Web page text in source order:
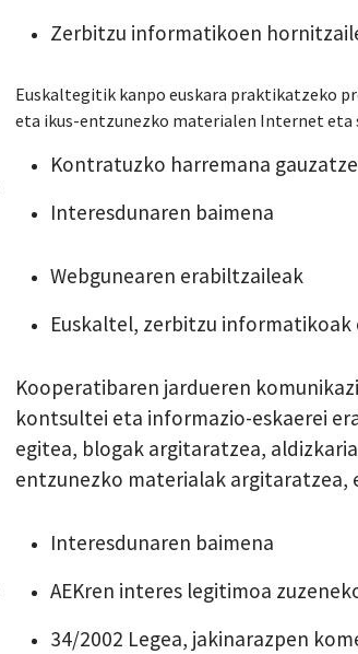
Zerbitzu informatikoen
Euskaltegitik kanpo euskara praktikatzeko
eta ikus-entzunezko materialen Internet eta
Kontratuzko harremana
Interesdunaren baimena
Webgunearen erabiltzaileak
Euskaltel, zerbitzu informatikoak
Kooperatibaren jardueren
kontsultei eta informazio-eskaerei
egitea, blogak argitaratzea,
entzunezko materialak argitaratzea,
Interesdunaren baimena
AEKren interes legitimoa
34/2002 Legea, jakinarazpen